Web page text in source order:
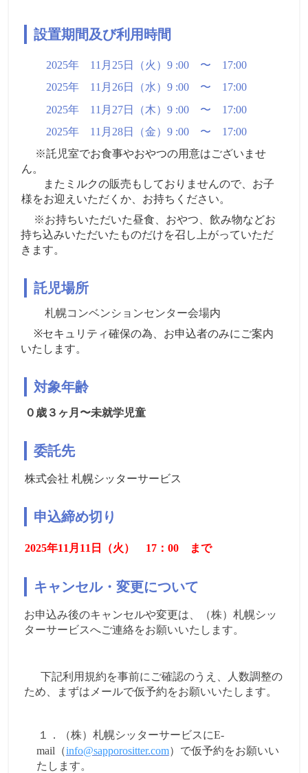
設置期間及び利用時間
2025年 11 月 25日（火）9 :00 〜 17:00
2025年 11 月 26日（水）9 :00 〜 17:00
2025年 11 月 27日（木）9 :00 〜 17:00
2025年 11 月 28日（金）9 :00 〜 17:00
※託児室でお食事やおやつの用意はございませ
ん。
またミルクの販売もしておりませんので、お子
様をお迎えいただくか、お持ちください。
※お持ちいただいた昼食、おやつ、飲み物などお
持ち込みいただいたものだけを召し上がっていただ
きます。
託児場所
札幌コンベンションセンター会場内
※セキュリティ確保の為、お申込者のみにご案内
いたします。
対象年齢
０歳３ヶ月〜未就学児童
委託先
株式会社 札幌シッターサービス
申込締め切り
2025年11 月 11 日（火） 17 ：00 まで
キャンセル・変更について
お申込み後のキャンセルや変更は、（株）札幌シッ
ターサービスへご連絡をお願いいたします。
下記利用規約を事前にご確認のうえ、人数調整の
ため、
まずはメールで仮予約をお願いいたします。
１．（株）札幌シッターサービスにE-
mail （info@sapporositter.com）で仮予約をお願いい
たします。